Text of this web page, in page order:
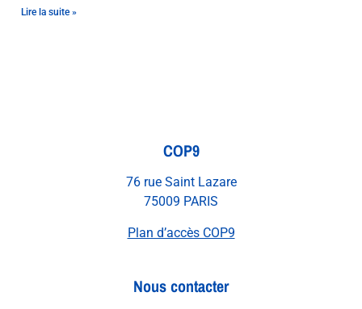
Lire la suite »
COP9
76 rue Saint Lazare
75009 PARIS
Plan d’accès COP9
Nous contacter